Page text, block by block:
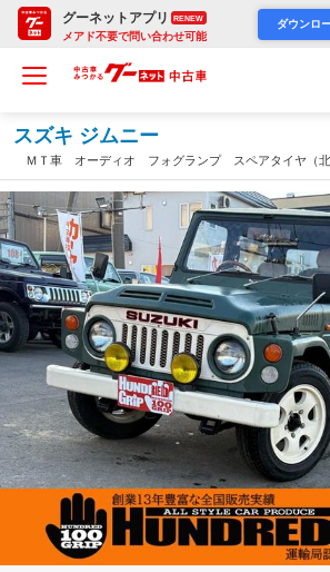
グーネットアプリ RENEW
メアド不要で問い合わせ可能
ダウンロ
スズキ ジムニー
ＭＴ車 オーディオ フォグランプ スペアタイヤ（北